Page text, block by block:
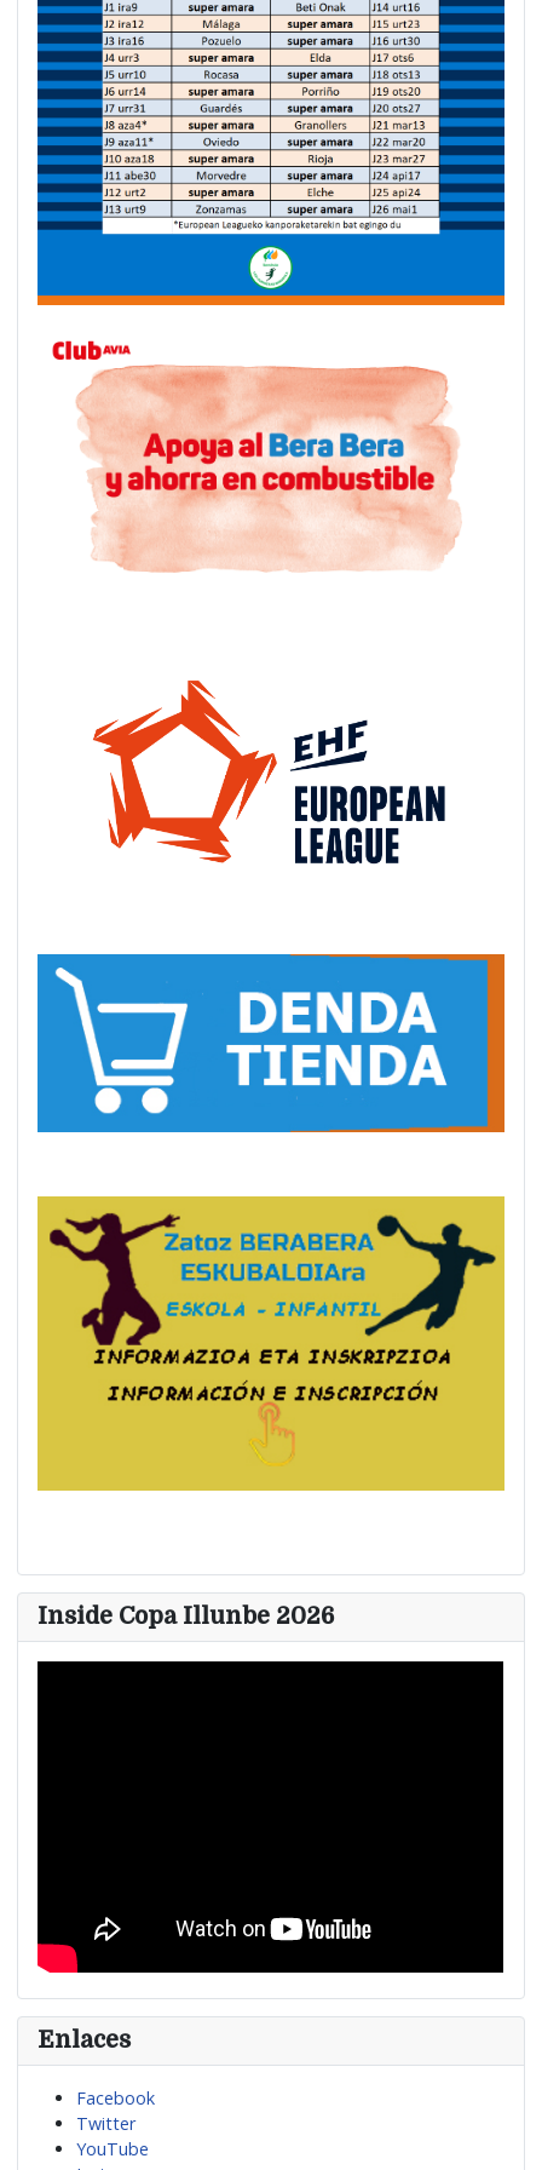
Inside Copa Illunbe 2026
Enlaces
Facebook
Twitter
YouTube